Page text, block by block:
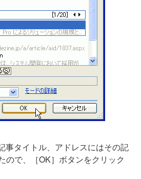
事タイトル、アドレスにはその記
ので、［OK］ボタンをクリック